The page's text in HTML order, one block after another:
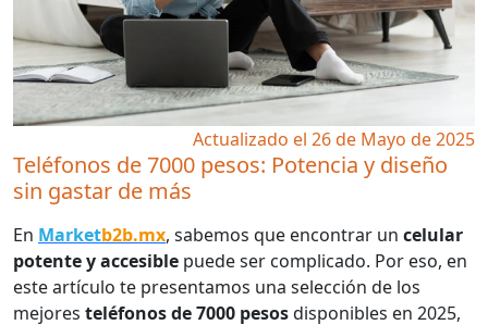
Actualizado el 26 de Mayo de 2025
Teléfonos de 7000 pesos: Potencia y diseño
sin gastar de más
En Marketb2b.mx, sabemos que encontrar un celular
potente y accesible puede ser complicado. Por eso, en
este artículo te presentamos una selección de los
mejores teléfonos de 7000 pesosdisponibles en 2025,